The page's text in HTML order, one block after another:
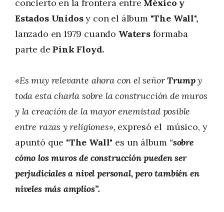
concierto en la frontera entre México y
Estados Unidosy con el álbum "The Wall",
lanzado en 1979 cuando Waters formaba
parte dePink Floyd.
«Es muy relevante ahora con el señorTrumpy
toda esta charla sobre la construcción de muros
y la creación de la mayor enemistad posible
entre razas y religiones», expresó el músico, y
apuntó que "The Wall" es un álbum “sobre
cómo los muros de construcción pueden ser
perjudiciales a nivel personal, pero también en
niveles más amplios”.